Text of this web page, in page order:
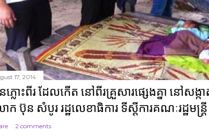
17, 2014
ភ្លោះពីរ ដែលកើត នៅពីរគ្រួសារផ្សេងគ្នា នៅ
ក ប៊ុន សំបូរ រដ្ឋលេខាធិការ ទីស្តីការគណៈរដ្ឋមន្
2 comments